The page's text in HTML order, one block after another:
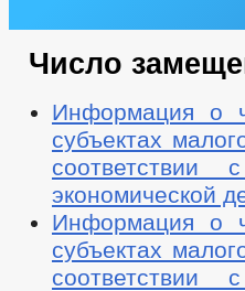
Число
Информация о
субъектах
экономической
Информация о
субъектах